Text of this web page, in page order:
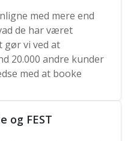
med mere end
de har været
gør vi ved at
20.000 andre kunder
med at booke
og FEST